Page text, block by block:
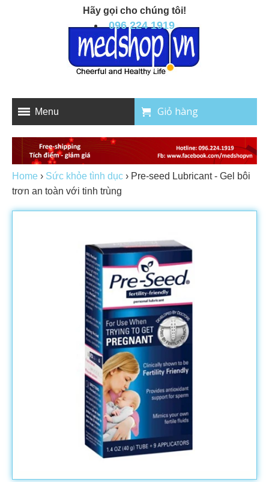
Menu Giỏ hàng
Hãy gọi cho chúng tôi!
096 224 1919
Home › Sức khỏe tình dục › Pre-seed Lubricant - Gel bôi
trơn an toàn với tinh trùng